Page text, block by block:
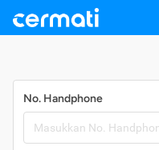
No. Handphone